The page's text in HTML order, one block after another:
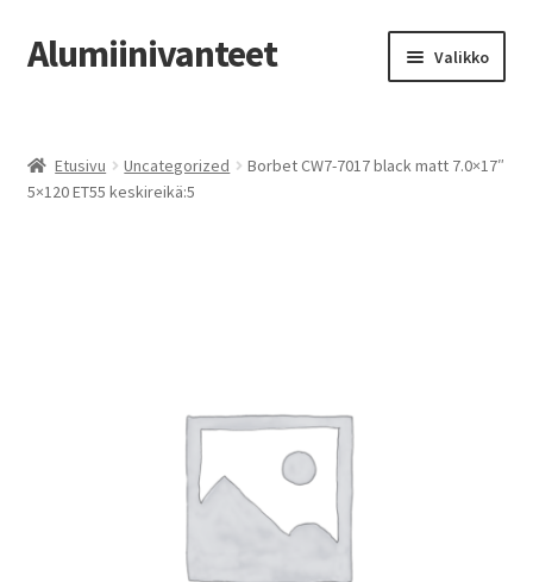
Siirry
navigointiin
Siirry
sisältöön
Alumiinivanteet Valikko
Kauppa
Etusivu Uncategorized
Borbet CW7-7017 black matt 7.0×17″
5×120 ET55 keskireikä:5